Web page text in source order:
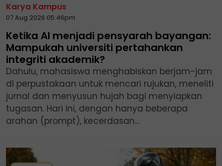
Karya Kampus
07 Aug 2026 05:46pm
Ketika AI menjadi pensyarah bayangan:
Mampukah universiti pertahankan
integriti akademik?
Dahulu, mahasiswa menghabiskan berjam-jam
di perpustakaan untuk mencari rujukan, meneliti
jurnal dan menyusun hujah bagi menyiapkan
tugasan. Hari ini, dengan hanya beberapa
arahan (prompt), kecerdasan...